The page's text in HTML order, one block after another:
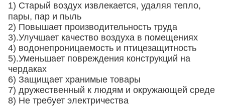
1) Старый воздух извлекается, удаляя тепло,
пары, пар и пыль
2) Повышает производительность труда
3).Улучшает качество воздуха в помещениях
4) водонепроницаемость и птицезащитность
5).Уменьшает повреждения конструкций на
чердаках
6) Защищает хранимые товары
7) дружественный к людям и окружающей среде
8) Не требует электричества